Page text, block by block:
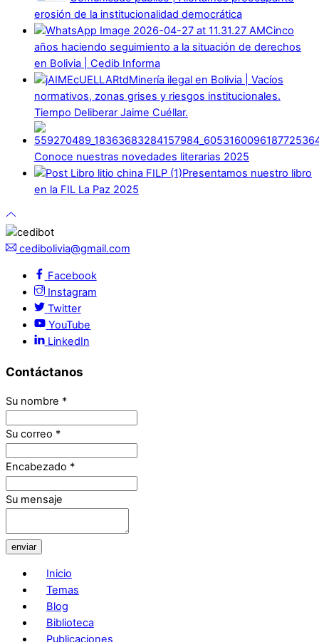
erosión de la institucionalidad democrática
Cinco
años haciendo seguimiento a la situación de derechos
en Bolivia | Cedib Informa
Minería ilegal en Bolivia | Vacíos
normativos, zonas grises y riesgos institucionales.
Tiempo Deliberar Jaime Cuéllar.
Conoce nuestras novedades literarias 2025
Presentamos nuestro libro
en la FIL La Paz 2025
cedibolivia@gmail.com
Facebook
Instagram
Twitter
YouTube
LinkedIn
Contáctanos
Su nombre *
Su correo *
Encabezado *
Su mensaje
enviar
Inicio
Temas
Blog
Biblioteca
Publicaciones